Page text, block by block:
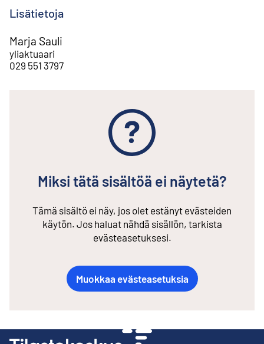
Lisätietoja
Marja Sauli
yliaktuaari
029 551 3797
Miksi tätä sisältöä ei näytetä?
Tämä sisältö ei näy, jos olet estänyt evästeiden
käytön. Jos haluat nähdä sisällön, tarkista
evästeasetuksesi.
Muokkaa evästeasetuksia